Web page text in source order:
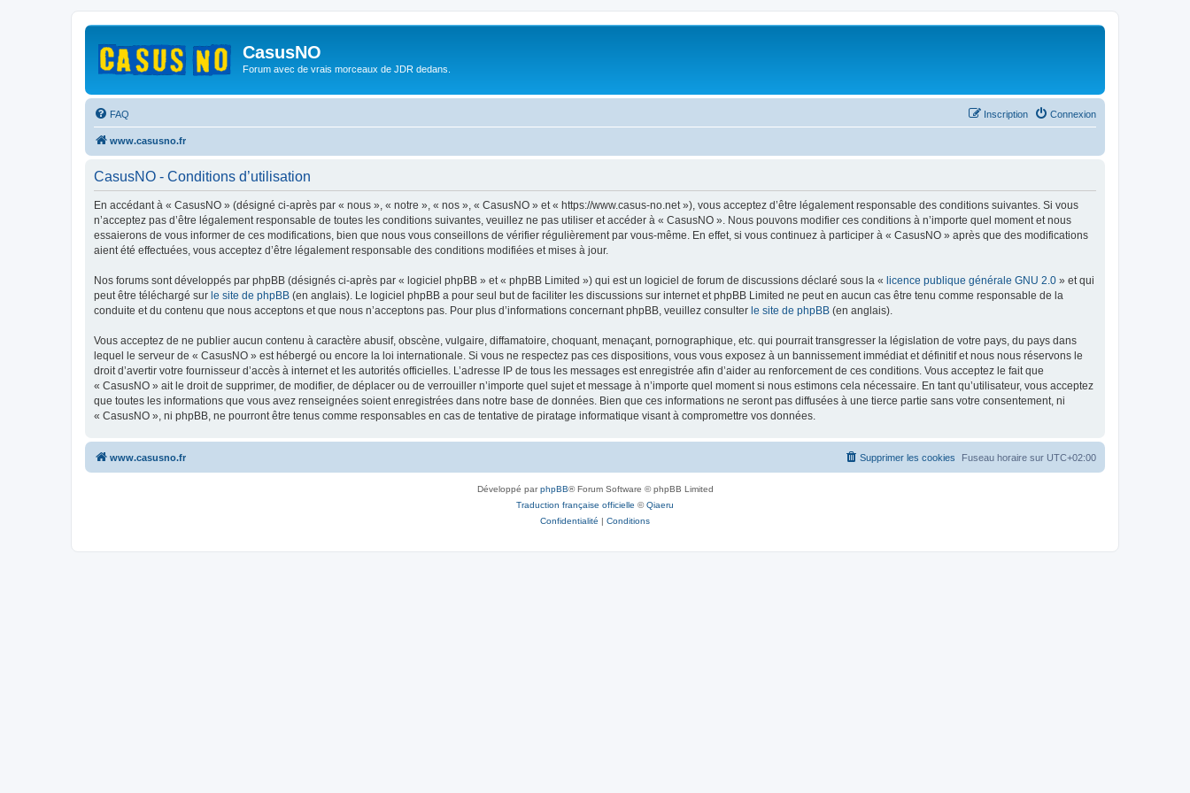
CasusNO
Forum avec de vrais morceaux de JDR dedans.
FAQ Connexion
Inscription
www.casusno.fr
CasusNO - Conditions d’utilisation
En accédant à « CasusNO » (désigné ci-après par « nous », « notre », « nos », « CasusNO » et « https://www.casus-no.net »), vous acceptez d’être légalement responsable des conditions suivantes. Si vous
n’acceptez pas d’être légalement responsable de toutes les conditions suivantes, veuillez ne pas utiliser et accéder à « CasusNO ». Nous pouvons modifier ces conditions à n’importe quel moment et nous
essaierons de vous informer de ces modifications, bien que nous vous conseillons de vérifier régulièrement par vous-même. En effet, si vous continuez à participer à « CasusNO » après que des modifications
aient été effectuées, vous acceptez d’être légalement responsable des conditions modifiées et mises à jour.
Nos forums sont développés par phpBB (désignés ci-après par « logiciel phpBB » et « phpBB Limited ») qui est un logiciel de forum de discussions déclaré sous la « licence publique générale GNU 2.0 » et qui
peut être téléchargé sur le site de phpBB (en anglais). Le logiciel phpBB a pour seul but de faciliter les discussions sur internet et phpBB Limited ne peut en aucun cas être tenu comme responsable de la
conduite et du contenu que nous acceptons et que nous n’acceptons pas. Pour plus d’informations concernant phpBB, veuillez consulter le site de phpBB (en anglais).
Vous acceptez de ne publier aucun contenu à caractère abusif, obscène, vulgaire, diffamatoire, choquant, menaçant, pornographique, etc. qui pourrait transgresser la législation de votre pays, du pays dans
lequel le serveur de « CasusNO » est hébergé ou encore la loi internationale. Si vous ne respectez pas ces dispositions, vous vous exposez à un bannissement immédiat et définitif et nous nous réservons le
droit d’avertir votre fournisseur d’accès à internet et les autorités officielles. L’adresse IP de tous les messages est enregistrée afin d’aider au renforcement de ces conditions. Vous acceptez le fait que
« CasusNO » ait le droit de supprimer, de modifier, de déplacer ou de verrouiller n’importe quel sujet et message à n’importe quel moment si nous estimons cela nécessaire. En tant qu’utilisateur, vous acceptez
que toutes les informations que vous avez renseignées soient enregistrées dans notre base de données. Bien que ces informations ne seront pas diffusées à une tierce partie sans votre consentement, ni
« CasusNO », ni phpBB, ne pourront être tenus comme responsables en cas de tentative de piratage informatique visant à compromettre vos données.
www.casusno.fr Fuseau horaire sur UTC+02:00
Supprimer les cookies
Développé parphpBB® Forum Software © phpBB Limited
Traduction française officielle ©Qiaeru
Confidentialité | Conditions